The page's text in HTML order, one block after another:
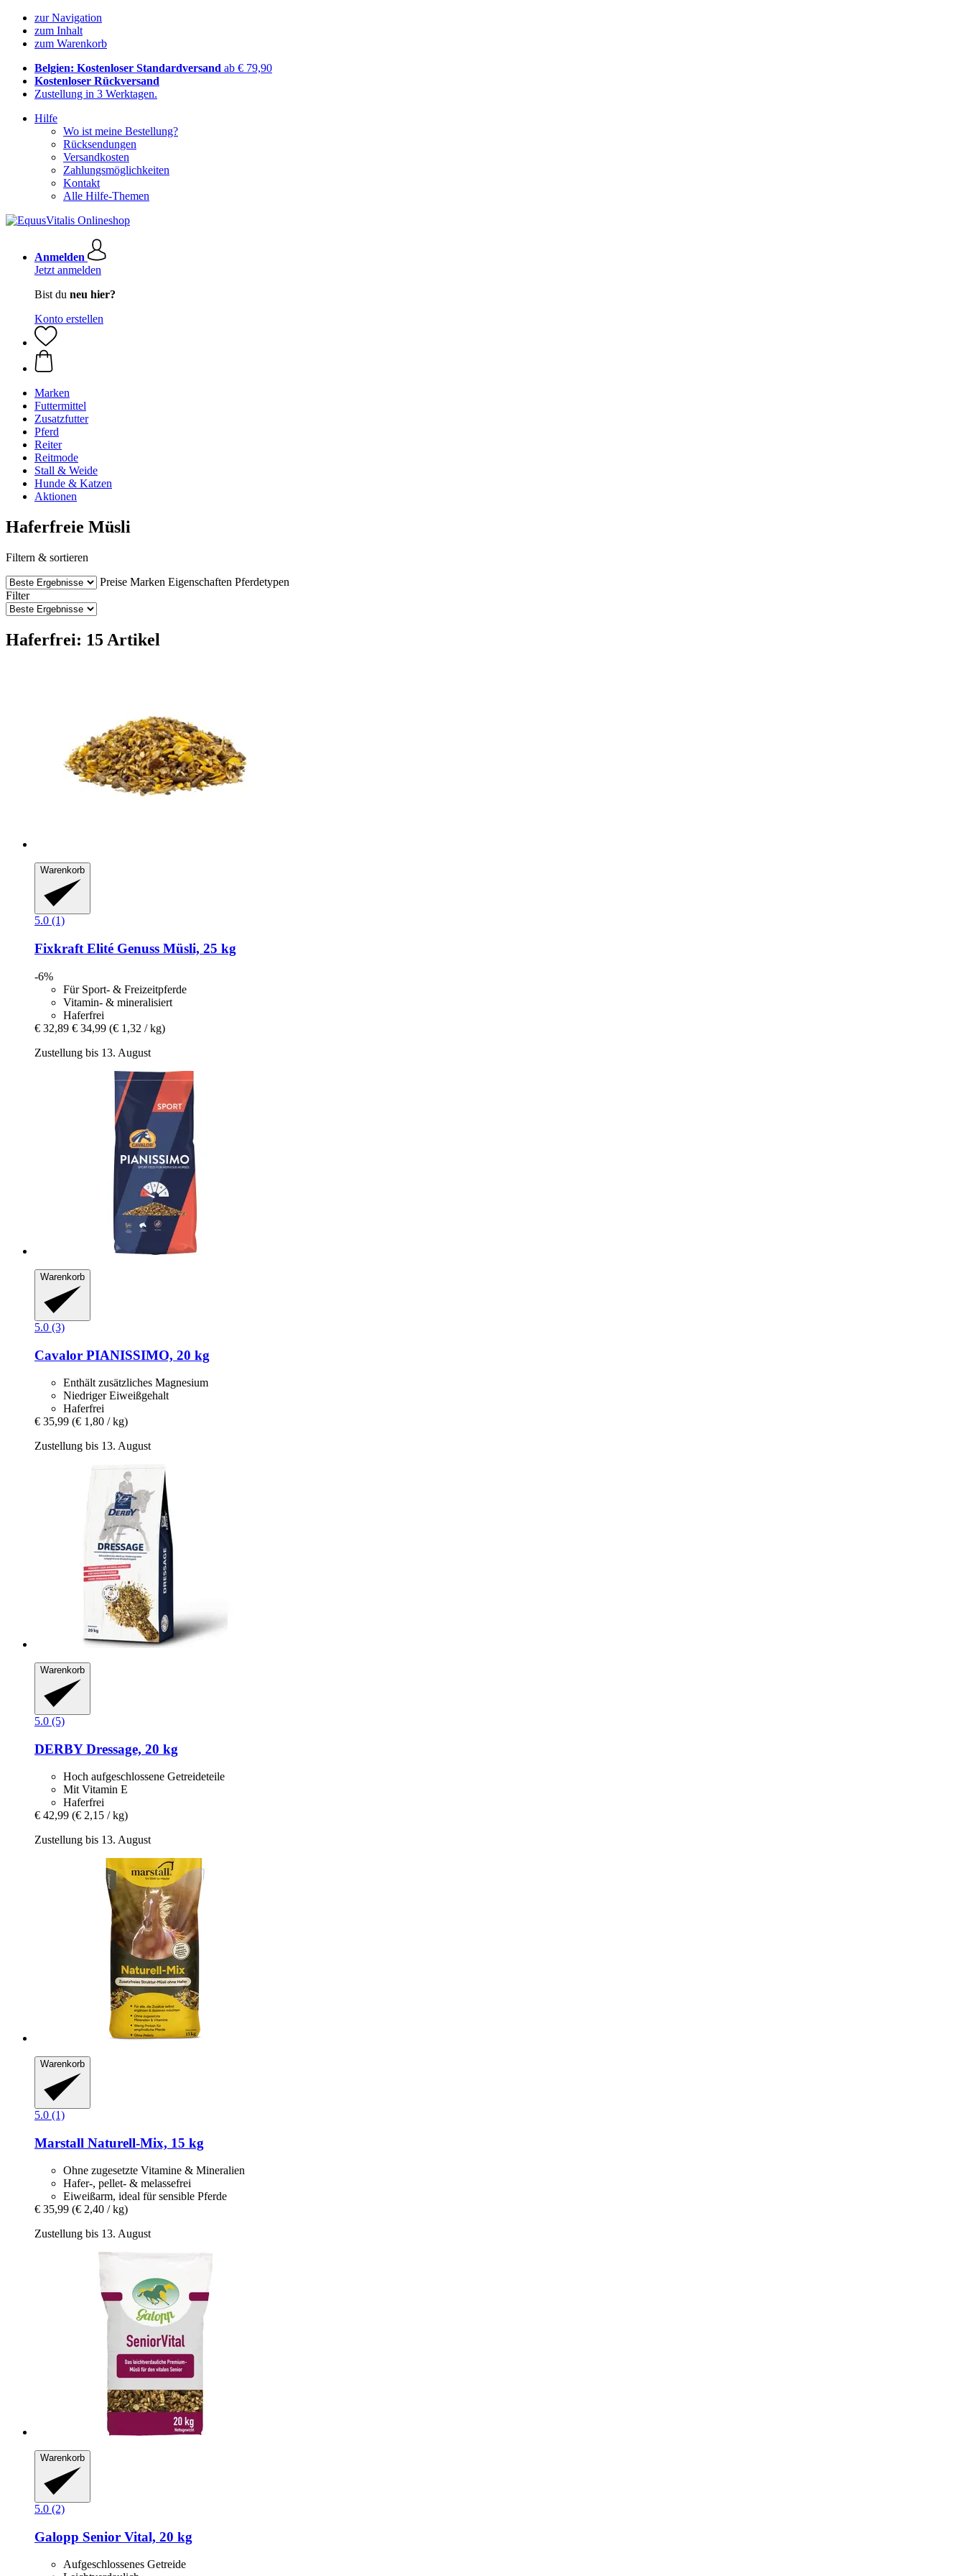
zur Navigation
zum Inhalt
zum Warenkorb
Belgien: Kostenloser Standardversand ab € 79,90
Kostenloser Rückversand
Zustellung in 3 Werktagen.
Hilfe
Wo ist meine Bestellung?
Rücksendungen
Versandkosten
Zahlungsmöglichkeiten
Kontakt
Alle Hilfe-Themen
Anmelden
Jetzt anmelden
Bist du neu hier?
Konto erstellen
Marken
Futtermittel
Zusatzfutter
Pferd
Reiter
Reitmode
Stall & Weide
Hunde & Katzen
Aktionen
Haferfreie Müsli
Filtern & sortieren
Preise Marken Eigenschaften Pferdetypen
Filter
Haferfrei: 15 Artikel
Warenkorb
5.0 (1)
Fixkraft Elité Genuss Müsli, 25 kg
-6%
Für Sport- & Freizeitpferde
Vitamin- & mineralisiert
Haferfrei
€ 32,89 € 34,99 (€ 1,32 / kg)
Zustellung bis 13. August
Warenkorb
5.0 (3)
Cavalor PIANISSIMO, 20 kg
Enthält zusätzliches Magnesium
Niedriger Eiweißgehalt
Haferfrei
€ 35,99 (€ 1,80 / kg)
Zustellung bis 13. August
Warenkorb
5.0 (5)
DERBYDressage, 20 kg
Hoch aufgeschlossene Getreideteile
Mit Vitamin E
Haferfrei
€ 42,99 (€ 2,15 / kg)
Zustellung bis 13. August
Warenkorb
5.0 (1)
Marstall Naturell-​Mix, 15 kg
Ohne zugesetzte Vitamine & Mineralien
Hafer-, pellet- & melassefrei
Eiweißarm, ideal für sensible Pferde
€ 35,99 (€ 2,40 / kg)
Zustellung bis 13. August
Warenkorb
5.0 (2)
Galopp Senior Vital, 20 kg
Aufgeschlossenes Getreide